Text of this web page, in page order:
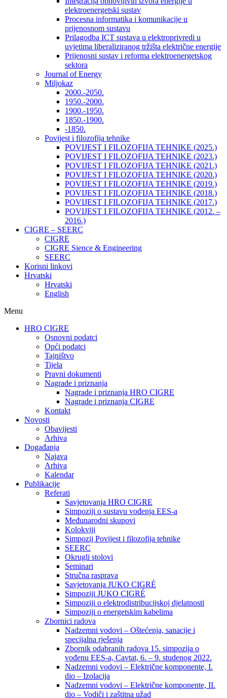
elektroenergetski sustav
Procesna informatika i komunikacije u
prijenosnom sustavu
Prilagodba ICT sustava u elektroprivredi u
uvjetima liberaliziranog tržišta električne energije
Prijenosni sustav i reforma elektroenergetskog
sektora
Journal of Energy
Miljokaz
2000.-2050.
1950.-2000.
1900.-1950.
1850.-1900.
-1850.
Povijest i filozofija tehnike
POVIJEST I FILOZOFIJA TEHNIKE (2025.)
POVIJEST I FILOZOFIJA TEHNIKE (2023.)
POVIJEST I FILOZOFIJA TEHNIKE (2021.)
POVIJEST I FILOZOFIJA TEHNIKE (2020.)
POVIJEST I FILOZOFIJA TEHNIKE (2019.)
POVIJEST I FILOZOFIJA TEHNIKE (2018.)
POVIJEST I FILOZOFIJA TEHNIKE (2017.)
POVIJEST I FILOZOFIJA TEHNIKE (2012. –
2016.)
CIGRE – SEERC
CIGRE
CIGRE Sience & Engineering
SEERC
Korisni linkovi
Hrvatski
Hrvatski
English
Menu
HRO CIGRE
Osnovni podatci​
Opći podatci
Tajništvo
Tijela
Pravni dokumenti
Nagrade i priznanja
Nagrade i priznanja HRO CIGRE
Nagrade i priznanja CIGRE
Kontakt
Novosti
Obavijesti
Arhiva
Događanja
Najava
Arhiva
Kalendar
Publikacije
Referati
Savjetovanja HRO CIGRE
Simpoziji o sustavu vođenja EES-a
Međunarodni skupovi
Kolokviji​
Simpozij Povijest i filozofija tehnike
SEERC
Okrugli stolovi
Seminari​
Stručna rasprava​
Savjetovanja JUKO CIGRÉ
Simpoziji JUKO CIGRÉ
Simpoziji o elektrodistribucijskoj djelatnosti
Simpoziji o energetskim kabelima
Zbornici radova
Nadzemni vodovi – Oštećenja, sanacije i
specijalna rješenja
Zbornik odabranih radova 15. simpozija o
vođenu EES-a, Cavtat, 6. – 9. studenog 2022.
Nadzemni vodovi – Električne komponente, I.
dio – Izolacija
Nadzemni vodovi – Električne komponente, II.
dio – Vodiči i zaštitna užad